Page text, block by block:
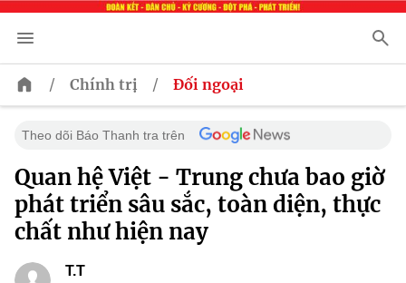
/ Chính trị / Đối ngoại
Theo dõi Báo Thanh tra trên
Quan hệ Việt - Trung chưa bao giờ
phát triển sâu sắc, toàn diện, thực
chất như hiện nay
T.T